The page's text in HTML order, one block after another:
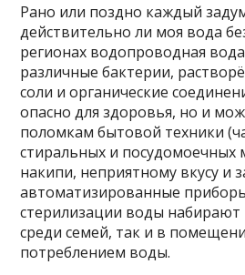
Рано или поздно каждый
действительно ли моя вода
регионах водопроводная
различные бактерии,
соли и органические
опасно для здоровья, но и
поломкам бытовой техники
стиральных и
накипи, неприятному вкусу и
автоматизированные
стерилизации воды набирают
среди семей, так и в
потреблением воды.